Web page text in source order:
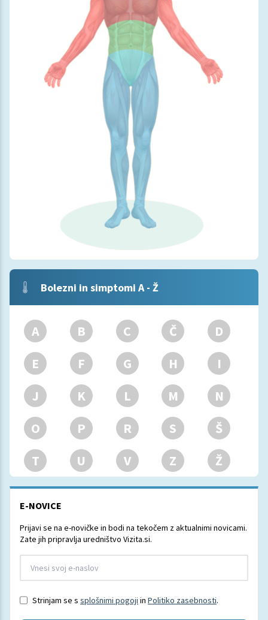
Bolezni in simptomi A - Ž
A B C Č
D
E
F G H
I
J
K L M
N
O
P R S
Š
T
U V Z Ž
E-NOVICE
Prijavi se na e-novičke in bodi na tekočem z aktualnimi novicami.
Zate jih pripravlja uredništvo Vizita.si.
Strinjam se s splošnimi pogoji in Politiko zasebnosti.